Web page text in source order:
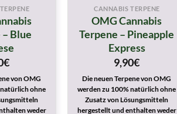
Blue
€
von OMG
ohne
weder
CANNABIS TERPENE
OMG Cannabis
Terpene – Pineapple
Express
9,90€
Die neuen Terpene von OMG
werden zu 100% natürlich ohne
Zusatz von Lösungsmitteln
hergestellt und enthalten weder